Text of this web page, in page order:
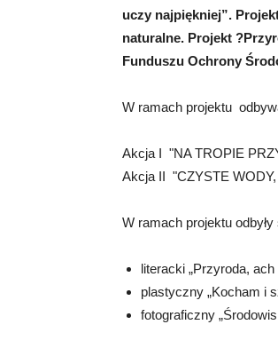
uczy najpiękniej”.
naturalne. Projekt
Funduszu Ochrony
W ramach projektu
Akcja I "NA TROPIE
Akcja II "CZYSTE
W ramach projektu
literacki „Przyroda, ach
plastyczny „Kocham i
fotograficzny